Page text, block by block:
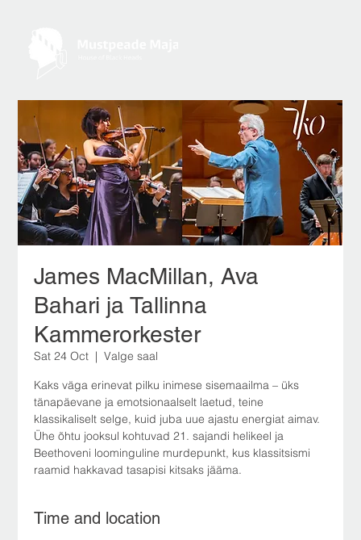
James MacMillan, Ava
Bahari ja Tallinna
Kammerorkester
Sat 24 Oct
  |
Valge saal
Kaks väga erinevat pilku inimese sisemaailma – üks
tänapäevane ja emotsionaalselt laetud, teine
klassikaliselt selge, kuid juba uue ajastu energiat aimav.
Ühe õhtu jooksul kohtuvad 21. sajandi helikeel ja
Beethoveni loominguline murdepunkt, kus klassitsismi
raamid hakkavad tasapisi kitsaks jääma.
Time and location